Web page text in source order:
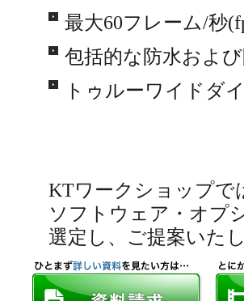
最大60フレーム/秒
包括的な防水およ
トゥルーワイドダ
KTワークショップで
ソフトウェア・オプ
選定し、ご提案いた